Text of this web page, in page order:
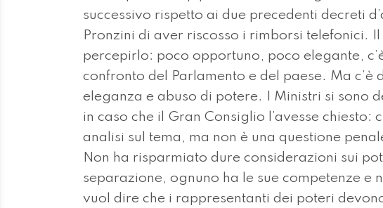
successivo rispetto ai due precedenti decreti
Pronzini di aver riscosso i rimborsi telefonici.
percepirlo: poco opportuno, poco elegante,
confronto del Parlamento e del paese. Ma c’è
eleganza e abuso di potere. I Ministri si sono
in caso che il Gran Consiglio l’avesse chiesto:
analisi sul tema, ma non è una questione
Non ha risparmiato dure considerazioni sui
separazione, ognuno ha le sue competenze e
vuol dire che i rappresentanti dei poteri